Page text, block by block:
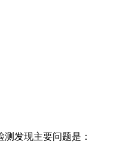
发现主要问题是：